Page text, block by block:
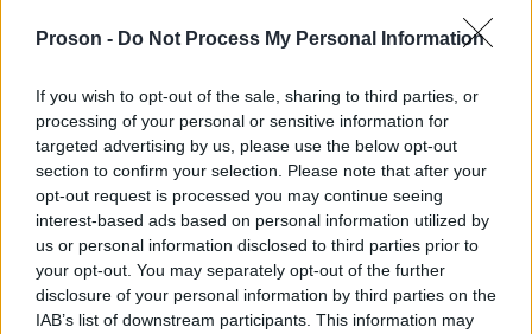
Proson - Do Not Process My Personal Information
If you wish to opt-out of the sale, sharing to third parties, or
processing of your personal or sensitive information for
targeted advertising by us, please use the below opt-out
section to confirm your selection. Please note that after your
opt-out request is processed you may continue seeing
interest-based ads based on personal information utilized by
us or personal information disclosed to third parties prior to
your opt-out. You may separately opt-out of the further
disclosure of your personal information by third parties on the
IAB’s list of downstream participants. This information may
ελληνική
αγορά, οφείλουν να επικοινωνήσουν άμεσα με
προϊόντα σε εύλογο χρονικό διάστημα.
Τα σχετικά παραστατικά τηρούνται για διάστημα
τουλάχιστονπέντε ετών και τίθενται υπόψη του
ΕΟΦ, εφόσον ζητηθούν.